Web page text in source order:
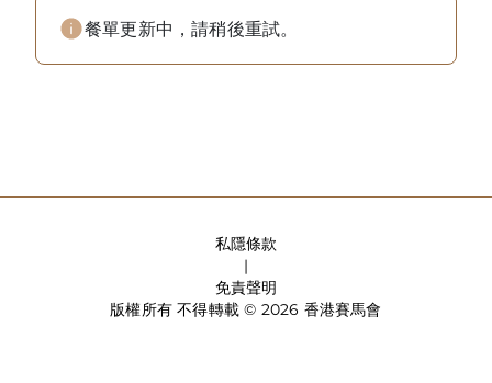
餐單更新中，請稍後重試。
私隱條款
|
免責聲明
版權所有 不得轉載 © 2026 香港賽馬會